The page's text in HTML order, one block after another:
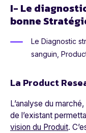
I- Le
bonne
Le Diagnostic
sanguin,
La Product
L’analyse du
de l’existant
vision du Produit.